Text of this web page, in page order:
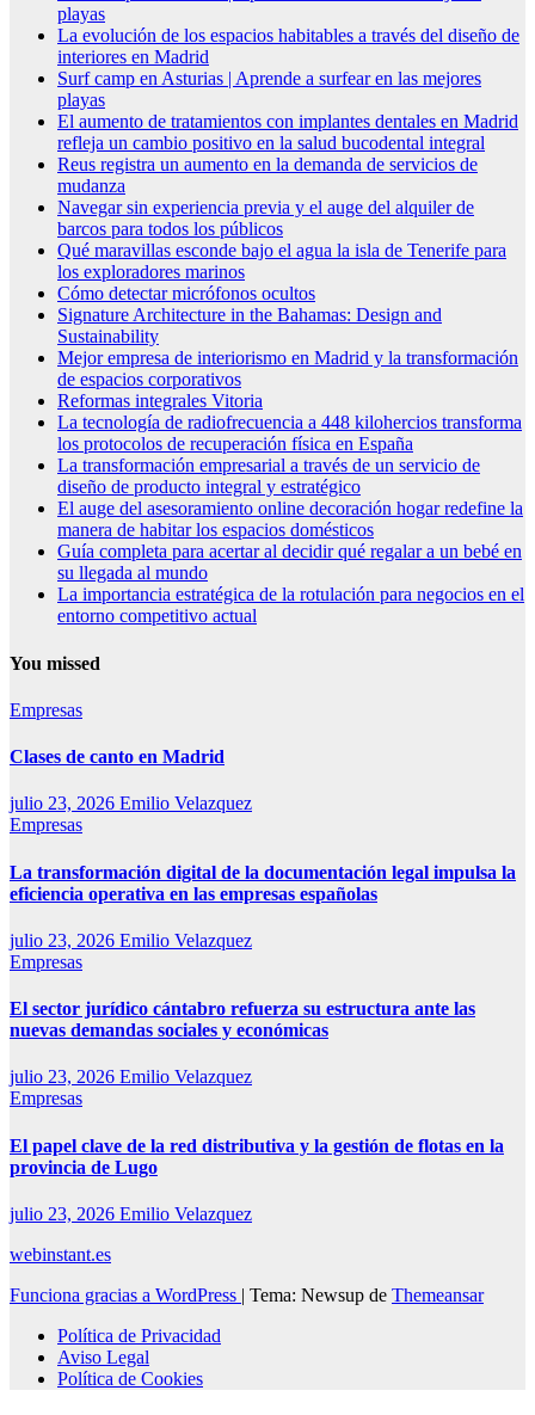
playas
La evolución de los espacios habitables a través del diseño de
interiores en Madrid
Surf camp en Asturias | Aprende a surfear en las mejores
playas
El aumento de tratamientos con implantes dentales en Madrid
refleja un cambio positivo en la salud bucodental integral
Reus registra un aumento en la demanda de servicios de
mudanza
Navegar sin experiencia previa y el auge del alquiler de
barcos para todos los públicos
Qué maravillas esconde bajo el agua la isla de Tenerife para
los exploradores marinos
Cómo detectar micrófonos ocultos
Signature Architecture in the Bahamas: Design and
Sustainability
Mejor empresa de interiorismo en Madrid y la transformación
de espacios corporativos
Reformas integrales Vitoria
La tecnología de radiofrecuencia a 448 kilohercios transforma
los protocolos de recuperación física en España
La transformación empresarial a través de un servicio de
diseño de producto integral y estratégico
El auge del asesoramiento online decoración hogar redefine la
manera de habitar los espacios domésticos
Guía completa para acertar al decidir qué regalar a un bebé en
su llegada al mundo
La importancia estratégica de la rotulación para negocios en el
entorno competitivo actual
You missed
Empresas
Clases de canto en Madrid
julio 23, 2026 Emilio Velazquez
Empresas
La transformación digital de la documentación legal impulsa la
eficiencia operativa en las empresas españolas
julio 23, 2026 Emilio Velazquez
Empresas
El sector jurídico cántabro refuerza su estructura ante las
nuevas demandas sociales y económicas
julio 23, 2026 Emilio Velazquez
Empresas
El papel clave de la red distributiva y la gestión de flotas en la
provincia de Lugo
julio 23, 2026 Emilio Velazquez
webinstant.es
Funciona gracias a WordPress | Tema: Newsup de Themeansar
Política de Privacidad
Aviso Legal
Política de Cookies